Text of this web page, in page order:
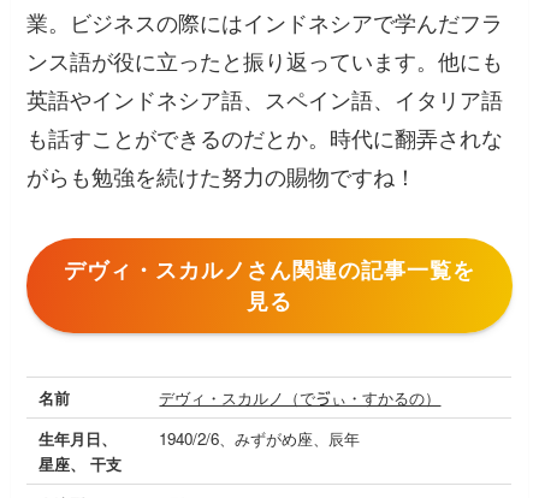
業。ビジネスの際にはインドネシアで学んだフラ
ンス語が役に立ったと振り返っています。他にも
英語やインドネシア語、スペイン語、イタリア語
も話すことができるのだとか。時代に翻弄されな
がらも勉強を続けた努力の賜物ですね！
デヴィ・スカルノさん関連の記事一覧を
見る
名前
デヴィ・スカルノ（でゔぃ・すかるの）
生年月日、
星座、 干支
1940/2/6、みずがめ座、辰年